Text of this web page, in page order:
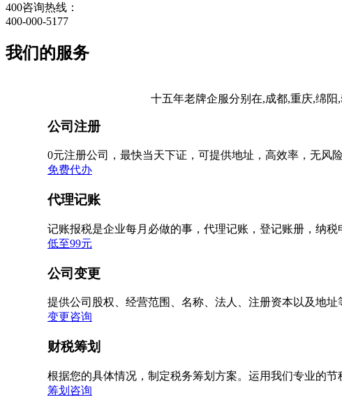
400咨询热线：
400-000-5177
我们的服务
十五年老牌企服分别在,成都,重庆,绵
公司注册
0元注册公司，最快当天下证，可提供地址，高效率，无风
免费代办
代理记账
记账报税是企业每月必做的事，代理记账，登记账册，纳税
低至99元
公司变更
提供公司股权、经营范围、名称、法人、注册资本以及地址
变更咨询
财税筹划
根据您的具体情况，制定税务筹划方案。运用我们专业的
筹划咨询